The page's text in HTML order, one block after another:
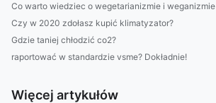
Co warto wiedziec o wegetarianizmie i weganizmie
Czy w 2020 zdołasz kupić klimatyzator?
Gdzie taniej chłodzić co2?
raportować w standardzie vsme? Dokładnie!
Więcej artykułów